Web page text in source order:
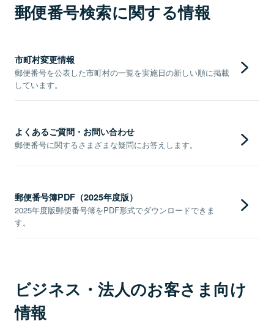
郵便番号検索に関する情報
市町村変更情報
郵便番号を公表した市町村の一覧を実施日の新しい順に掲載
しています。
よくあるご質問・お問い合わせ
郵便番号に関するさまざまな疑問にお答えします。
郵便番号簿PDF（2025年度版）
2025年度版郵便番号簿をPDF形式でダウンロードできま
す。
ビジネス・法人のお客さま向け
情報